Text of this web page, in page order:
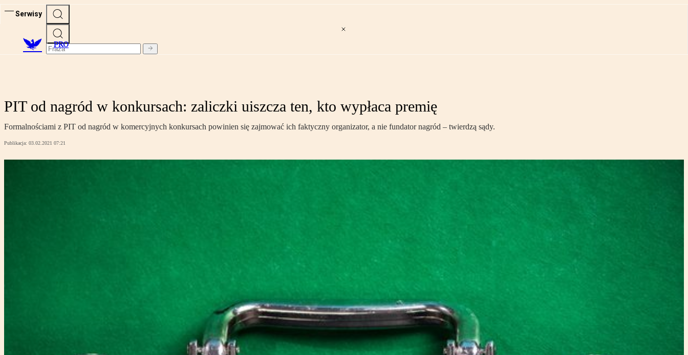
Serwisy
PRO
PIT od nagród w konkursach: zaliczki uiszcza ten, kto wypłaca premię
Formalnościami z PIT od nagród w komercyjnych konkursach powinien się zajmować ich faktyczny organizator, a nie fundator nagród – twierdzą sądy.
Publikacja: 03.02.2021 07:21